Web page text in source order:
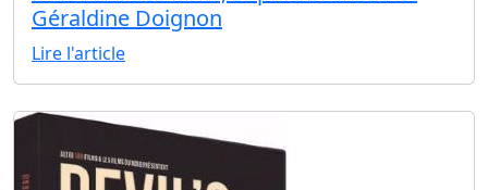
Géraldine Doignon
Lire l'article